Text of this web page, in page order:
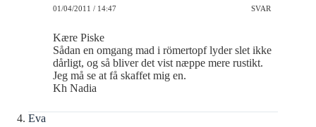
01/04/2011 / 14:47 SVAR
Kære Piske
Sådan en omgang mad i römertopf lyder slet ikke
dårligt, og så bliver det vist næppe mere rustikt.
Jeg må se at få skaffet mig en.
Kh Nadia
Eva